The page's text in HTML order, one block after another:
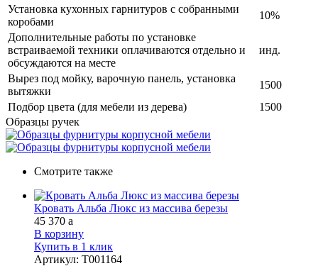
Установка кухонных гарнитуров с собранными
коробами
10%
Дополнительные работы по установке
встраиваемой техники оплачиваются отдельно и
обсуждаются на месте
инд.
Вырез под мойку, варочную панель, установка
вытяжки
1500
Подбор цвета (для мебели из дерева)
1500
Образцы ручек
Смотрите также
Кровать Альба Люкс из массива березы
45 370 a
В корзину
Купить в 1 клик
Артикул: Т001164